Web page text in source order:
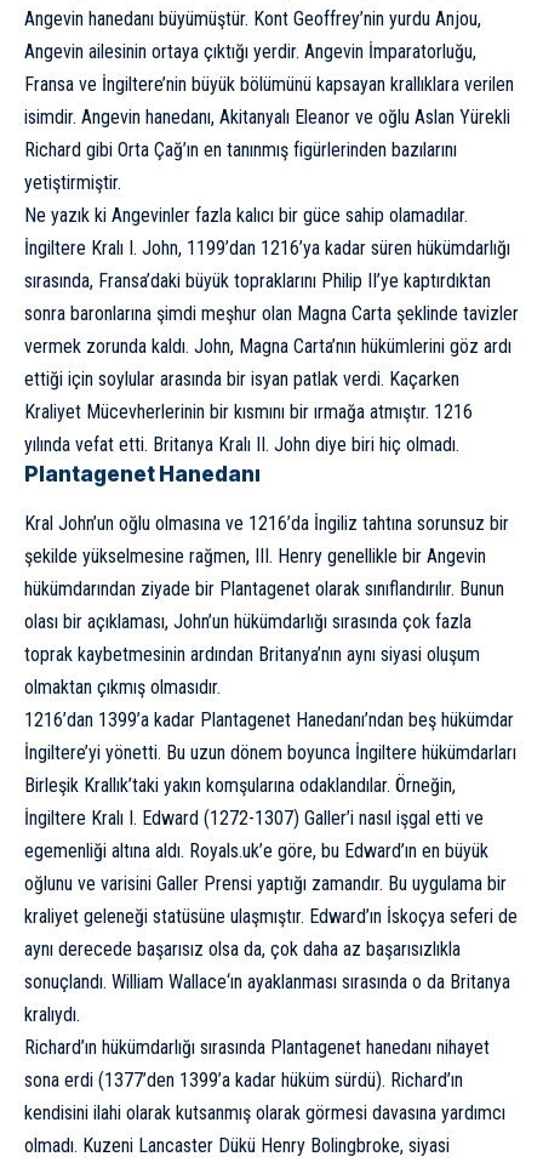
Angevin hanedanı büyümüştür. Kont Geoffrey’nin yurdu Anjou,
Angevin ailesinin ortaya çıktığı yerdir. Angevin İmparatorluğu,
Fransa ve İngiltere’nin büyük bölümünü kapsayan krallıklara verilen
isimdir. Angevin hanedanı, Akitanyalı Eleanor ve oğlu Aslan Yürekli
Richard gibi Orta Çağ’ın en tanınmış figürlerinden bazılarını
yetiştirmiştir.
Ne yazık ki Angevinler fazla kalıcı bir güce sahip olamadılar.
İngiltere Kralı I. John, 1199’dan 1216’ya kadar süren hükümdarlığı
sırasında, Fransa’daki büyük topraklarını Philip II’ye kaptırdıktan
sonra baronlarına şimdi meşhur olan Magna Carta şeklinde tavizler
vermek zorunda kaldı. John, Magna Carta’nın hükümlerini göz ardı
ettiği için soylular arasında bir isyan patlak verdi. Kaçarken
Kraliyet Mücevherlerinin bir kısmını bir ırmağa atmıştır. 1216
yılında vefat etti. Britanya Kralı II. John diye biri hiç olmadı.
Plantagenet Hanedanı
Kral John’un oğlu olmasına ve 1216’da İngiliz tahtına sorunsuz bir
şekilde yükselmesine rağmen, III. Henry genellikle bir Angevin
hükümdarından ziyade bir Plantagenet olarak sınıflandırılır. Bunun
olası bir açıklaması, John’un hükümdarlığı sırasında çok fazla
toprak kaybetmesinin ardından Britanya’nın aynı siyasi oluşum
olmaktan çıkmış olmasıdır.
1216’dan 1399’a kadar Plantagenet Hanedanı’ndan beş hükümdar
İngiltere’yi yönetti. Bu uzun dönem boyunca İngiltere hükümdarları
Birleşik Krallık’taki yakın komşularına odaklandılar. Örneğin,
İngiltere Kralı I. Edward (1272-1307) Galler’i nasıl işgal etti ve
egemenliği altına aldı. Royals.uk’e göre, bu Edward’ın en büyük
oğlunu ve varisini Galler Prensi yaptığı zamandır. Bu uygulama bir
kraliyet geleneği statüsüne ulaşmıştır. Edward’ın İskoçya seferi de
aynı derecede başarısız olsa da, çok daha az başarısızlıkla
sonuçlandı. William Wallace‘ın ayaklanması sırasında o da Britanya
kralıydı.
Richard’ın hükümdarlığı sırasında Plantagenet hanedanı nihayet
sona erdi (1377’den 1399’a kadar hüküm sürdü). Richard’ın
kendisini ilahi olarak kutsanmış olarak görmesi davasına yardımcı
olmadı. Kuzeni Lancaster Dükü Henry Bolingbroke, siyasi